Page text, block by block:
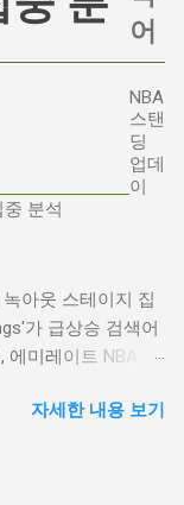
대를 어떻게 충족
인 질문을 던집니
성'의 대명사 이 지
이름이 등장하는
는 '메소드 연
서, 맡는 역할마다
과 구분이 어려울
<나의 왼발>에서
의 이름까지 소
니다. 왜 'jd'가 갑자
요? 최대100%세일
들: 피트 헤게세스
캔들의 핵심 인물
야 합니다. 최근 공
르면, 헤게세스는
한 문제를 야기하
다고 지적합니다.
on Unsplash
다. 스캔들이 터진
어
NBA
스탠
딩
업데
이
분석
아웃 스테이지 집
가 급상승 검색어
에미레이트 NBA 컵
녹아웃 스테이지 관
자세한 내용 보기